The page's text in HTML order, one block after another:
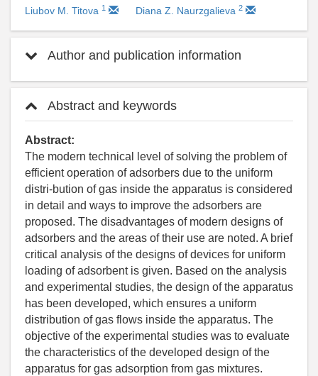
Liubov M. Titova 1 Diana Z. Naurzgalieva 2
Author and publication information
Abstract and keywords
Abstract:
The modern technical level of solving the problem of
efficient operation of adsorbers due to the uniform
distri-bution of gas inside the apparatus is considered
in detail and ways to improve the adsorbers are
proposed. The disadvantages of modern designs of
adsorbers and the areas of their use are noted. A brief
critical analysis of the designs of devices for uniform
loading of adsorbent is given. Based on the analysis
and experimental studies, the design of the apparatus
has been developed, which ensures a uniform
distribution of gas flows inside the apparatus. The
objective of the experimental studies was to evaluate
the characteristics of the developed design of the
apparatus for gas adsorption from gas mixtures.